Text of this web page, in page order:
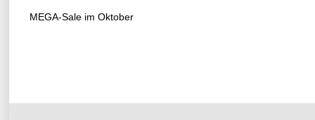
MEGA-Sale im Oktober